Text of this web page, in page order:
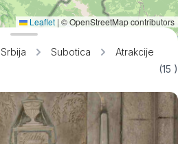
Srbija Subotica Atrakcije
(15 )
Leaflet | © OpenStreetMap contributors